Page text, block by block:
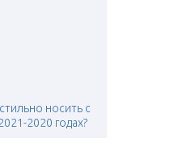
носить с
2020 годах?